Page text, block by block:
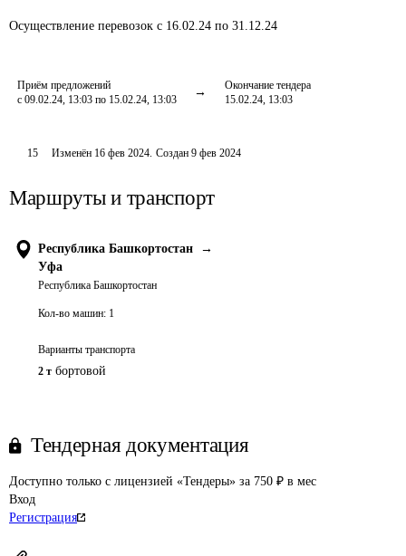
Осуществление перевозок с 16.02.24 по 31.12.24
Приём предложений
с 09.02.24, 13:03 по 15.02.24, 13:03
Окончание тендера
15.02.24, 13:03
15 Изменён 16 фев 2024. Создан 9 фев 2024
Маршруты и транспорт
Республика Башкортостан
→
Уфа
Республика Башкортостан
Кол-во машин: 1
Варианты транспорта
2 т бортовой
Тендерная документация
Доступно только с лицензией «Тендеры» за 750 ₽ в мес
Вход
Регистрация